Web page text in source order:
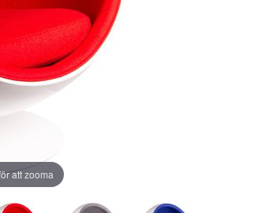
att zooma